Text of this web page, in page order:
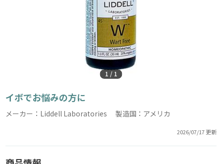
1 / 1
イボでお悩みの方に
メーカー：Liddell Laboratories 製造国：アメリカ
2026/07/17 更新